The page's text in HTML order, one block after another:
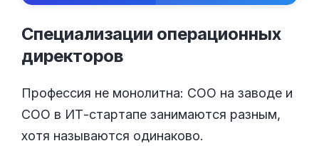
Специализации операционных
директоров
Профессия не монолитна: COO на заводе и
COO в ИТ-стартапе занимаются разным,
хотя называются одинаково.